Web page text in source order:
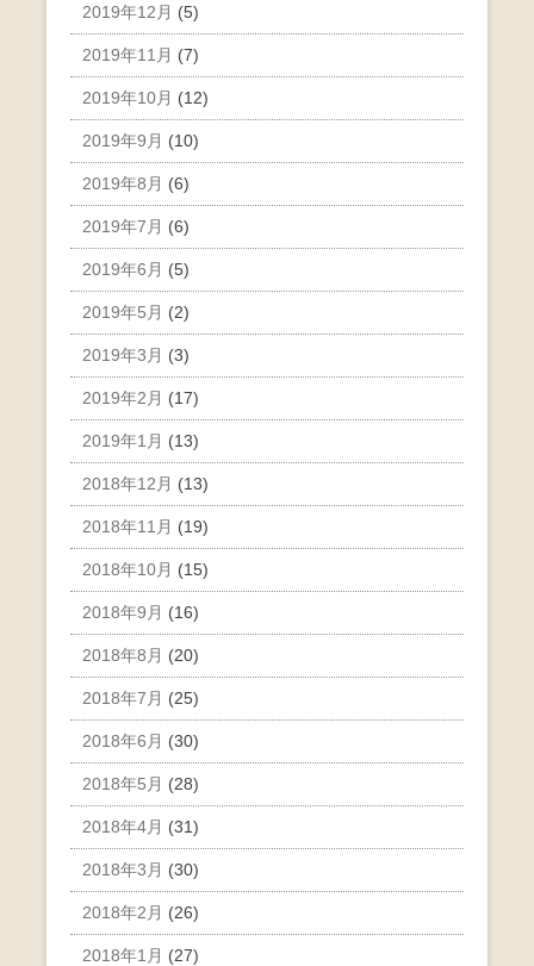
2019年12月 (5)
2019年11月 (7)
2019年10月 (12)
2019年9月 (10)
2019年8月 (6)
2019年7月 (6)
2019年6月 (5)
2019年5月 (2)
2019年3月 (3)
2019年2月 (17)
2019年1月 (13)
2018年12月 (13)
2018年11月 (19)
2018年10月 (15)
2018年9月 (16)
2018年8月 (20)
2018年7月 (25)
2018年6月 (30)
2018年5月 (28)
2018年4月 (31)
2018年3月 (30)
2018年2月 (26)
2018年1月 (27)